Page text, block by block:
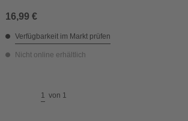
16,99 €
Verfügbarkeit im Markt prüfen
Nicht online erhältlich
1 von 1